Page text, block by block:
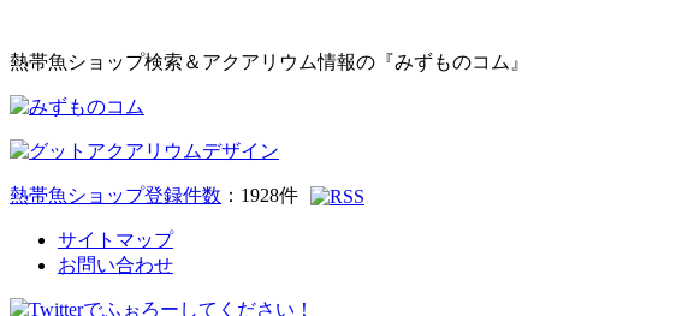
熱帯魚ショップ検索＆アクアリウム情報の『みずものコム』
熱帯魚ショップ登録件数 ： 1928件
サイトマップ
お問い合わせ